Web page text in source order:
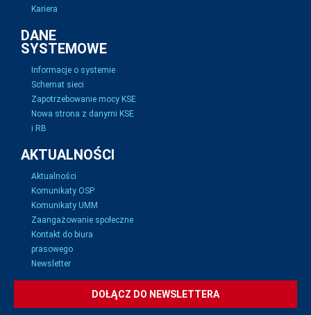
Kariera
DANE
SYSTEMOWE
Informacje o systemie
Schemat sieci
Zapotrzebowanie mocy KSE
Nowa strona z danymi KSE
i RB
AKTUALNOŚCI
Aktualności
Komunikaty OSP
Komunikaty UMM
Zaangażowanie społeczne
Kontakt do biura
prasowego
Newsletter
DOŁĄCZ DO NEWSLETTERA